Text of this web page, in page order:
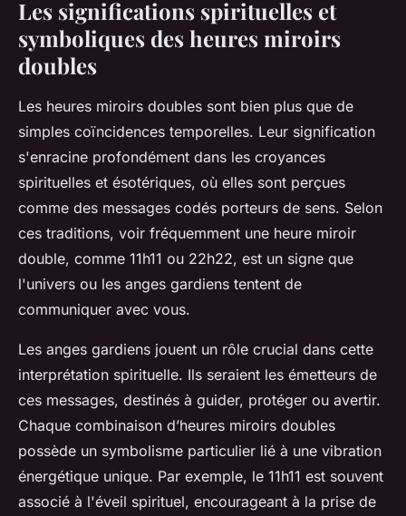
Les significations spirituelles et
symboliques des heures miroirs
doubles
Les heures miroirs doubles sont bien plus que de
simples coïncidences temporelles. Leur signification
s'enracine profondément dans les croyances
spirituelles et ésotériques, où elles sont perçues
comme des messages codés porteurs de sens. Selon
ces traditions, voir fréquemment une heure miroir
double, comme 11h11 ou 22h22, est un signe que
l'univers ou les anges gardiens tentent de
communiquer avec vous.
Les anges gardiens jouent un rôle crucial dans cette
interprétation spirituelle. Ils seraient les émetteurs de
ces messages, destinés à guider, protéger ou avertir.
Chaque combinaison d’heures miroirs doubles
possède un symbolisme particulier lié à une vibration
énergétique unique. Par exemple, le 11h11 est souvent
associé à l'éveil spirituel, encourageant à la prise de